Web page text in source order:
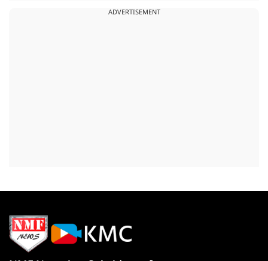
ADVERTISEMENT